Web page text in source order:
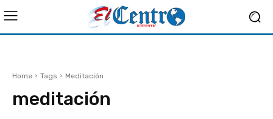
Home Tags Meditación
meditación